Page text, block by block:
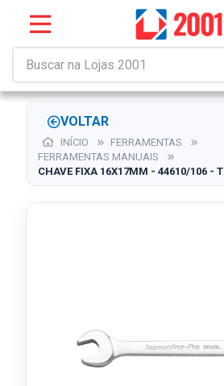
VOLTAR
INÍCIO
FERRAMENTAS
FERRAMENTAS MANUAIS
CHAVE FIXA 16X17MM - 44610/106 -